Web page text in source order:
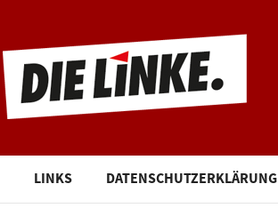
LINKS DATENSCHUTZERKLÄRUNG